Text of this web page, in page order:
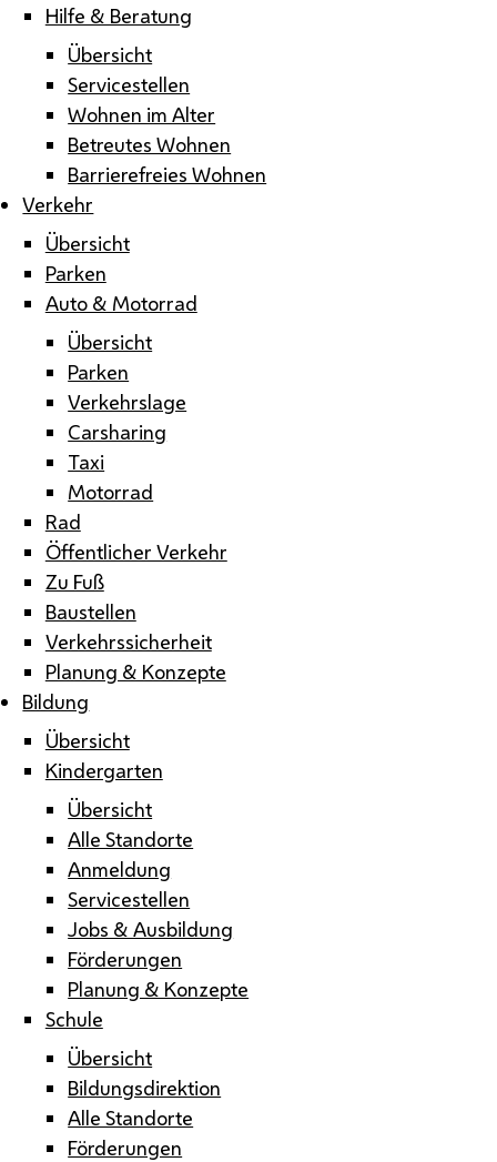
Hilfe & Beratung
Übersicht
Servicestellen
Wohnen im Alter
Betreutes Wohnen
Barrierefreies Wohnen
Verkehr
Übersicht
Parken
Auto & Motorrad
Übersicht
Parken
Verkehrslage
Carsharing
Taxi
Motorrad
Rad
Öffentlicher Verkehr
Zu Fuß
Baustellen
Verkehrssicherheit
Planung & Konzepte
Bildung
Übersicht
Kindergarten
Übersicht
Alle Standorte
Anmeldung
Servicestellen
Jobs & Ausbildung
Förderungen
Planung & Konzepte
Schule
Übersicht
Bildungsdirektion
Alle Standorte
Förderungen